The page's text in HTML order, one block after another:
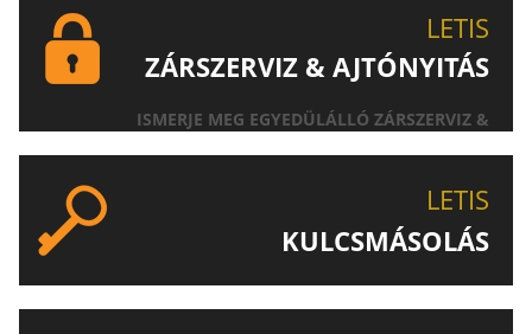
LETIS
ZÁRSZERVIZ & AJTÓNYITÁS
ISMERJE MEG EGYEDÜLÁLLÓ ZÁRSZERVIZ &
LETIS
KULCSMÁSOLÁS